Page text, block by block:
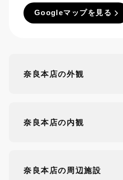
Googleマップを見る
奈良本店の外観
奈良本店の内観
奈良本店の周辺施設